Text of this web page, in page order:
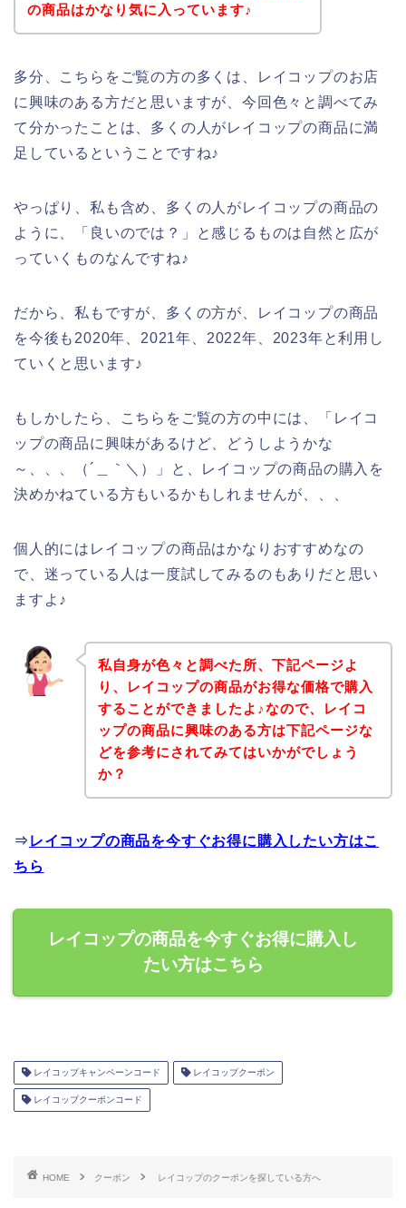
の商品はかなり気に入っています♪
多分、こちらをご覧の方の多くは、レイコップのお店
に興味のある方だと思いますが、今回色々と調べてみ
て分かったことは、多くの人がレイコップの商品に満
足しているということですね♪
やっぱり、私も含め、多くの人がレイコップの商品の
ように、「良いのでは？」と感じるものは自然と広が
っていくものなんですね♪
だから、私もですが、多くの方が、レイコップの商品
を今後も2020年、2021年、2022年、2023年と利用し
ていくと思います♪
もしかしたら、こちらをご覧の方の中には、「レイコ
ップの商品に興味があるけど、どうしようかな
～、、、（´＿｀＼）」と、レイコップの商品の購入を
決めかねている方もいるかもしれませんが、、、
個人的にはレイコップの商品はかなりおすすめなの
で、迷っている人は一度試してみるのもありだと思い
ますよ♪
私自身が色々と調べた所、下記ページよ
り、レイコップの商品がお得な価格で購入
することができましたよ♪なので、レイコ
ップの商品に興味のある方は下記ページな
どを参考にされてみてはいかがでしょう
か？
⇒ レイコップの商品を今すぐお得に購入したい方はこ
ちら
レイコップの商品を今すぐお得に購入し
たい方はこちら
レイコップキャンペーンコード レイコップクーポン
レイコップクーポンコード
HOME クーポン レイコップのクーポンを探している方へ